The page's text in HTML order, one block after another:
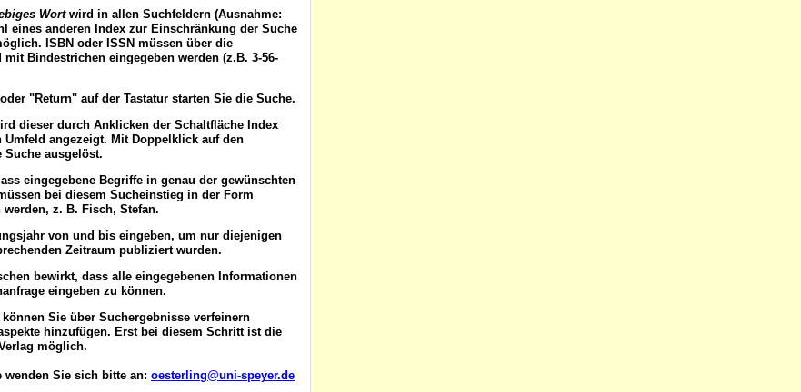
Wort wird in allen Suchfeldern (Ausnahme:
eines anderen Index zur Einschränkung der Suche
ISBN oder ISSN müssen über die
Bindestrichen eingegeben werden (z.B. 3-56-
oder "Return" auf der Tastatur starten Sie die Suche.
dieser durch Anklicken der Schaltfläche Index
angezeigt. Mit Doppelklick auf den
ausgelöst.
eingegebene Begriffe in genau der gewünschten
bei diesem Sucheinstieg in der Form
werden, z. B. Fisch, Stefan.
von und bis eingeben, um nur diejenigen
Zeitraum publiziert wurden.
bewirkt, dass alle eingegebenen Informationen
eingeben zu können.
Sie über Suchergebnisse verfeinern
hinzufügen. Erst bei diesem Schritt ist die
möglich.
wenden Sie sich bitte an: oesterling@uni-speyer.de